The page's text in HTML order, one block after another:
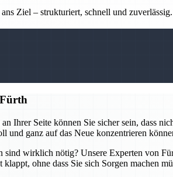
Ziel – strukturiert, schnell und zuverlässig.
Seite können Sie sicher sein, dass
und ganz auf das Neue konzentrieren
wirklich nötig? Unsere Experten von
ohne dass Sie sich Sorgen machen